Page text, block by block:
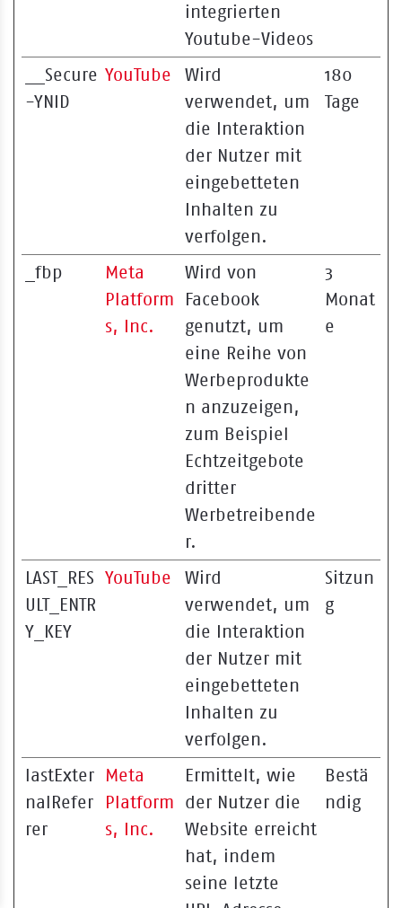
integrierten
Youtube-Videos
__Secure
-YNID
YouTube
Wird
verwendet, um
die Interaktion
der Nutzer mit
eingebetteten
Inhalten zu
verfolgen.
180
Tage
_fbp
Meta
Platform
s, Inc.
Wird von
Facebook
genutzt, um
eine Reihe von
Werbeprodukte
n anzuzeigen,
zum Beispiel
Echtzeitgebote
dritter
Werbetreibende
r.
3
Monat
e
LAST_RES
ULT_ENTR
Y_KEY
YouTube
Wird
verwendet, um
die Interaktion
der Nutzer mit
eingebetteten
Inhalten zu
verfolgen.
Sitzun
g
lastExter
nalRefer
rer
Meta
Platform
s, Inc.
Ermittelt, wie
der Nutzer die
Website erreicht
hat, indem
seine letzte
Bestä
ndig